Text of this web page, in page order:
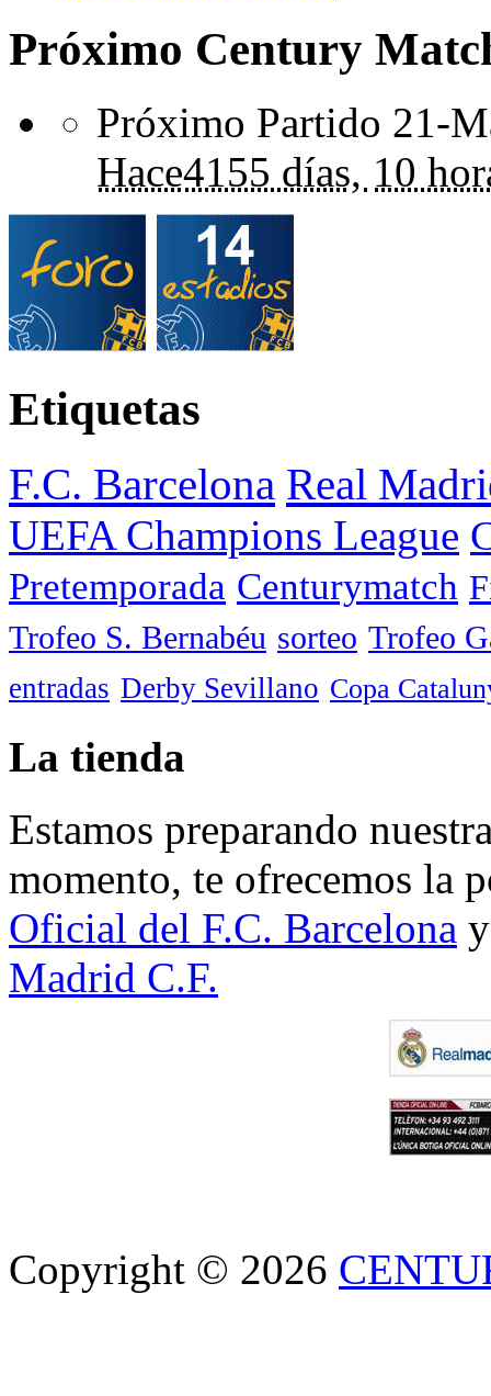
Próximo Century
Próximo Partido 21-
Hace4155 días, 10
Etiquetas
F.C. Barcelona Real
UEFA Champions League
Pretemporada Centurymatch
Trofeo S. Bernabéu sorteo Trofeo
entradas Derby Sevillano Copa
La tienda
Estamos preparando
momento, te ofrecemos la
Oficial del F.C. Barcelona
Madrid C.F.
Copyright © 2026